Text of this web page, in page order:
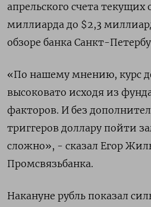
апрельского счета
миллиарда до $2,3
обзоре банка Санкт-
«По нашему мнению, курс
высоковато исходя из
факторов. И без
триггеров доллару пойти
сложно», - сказал Егор
Промсвязьбанка.
Накануне рубль показал